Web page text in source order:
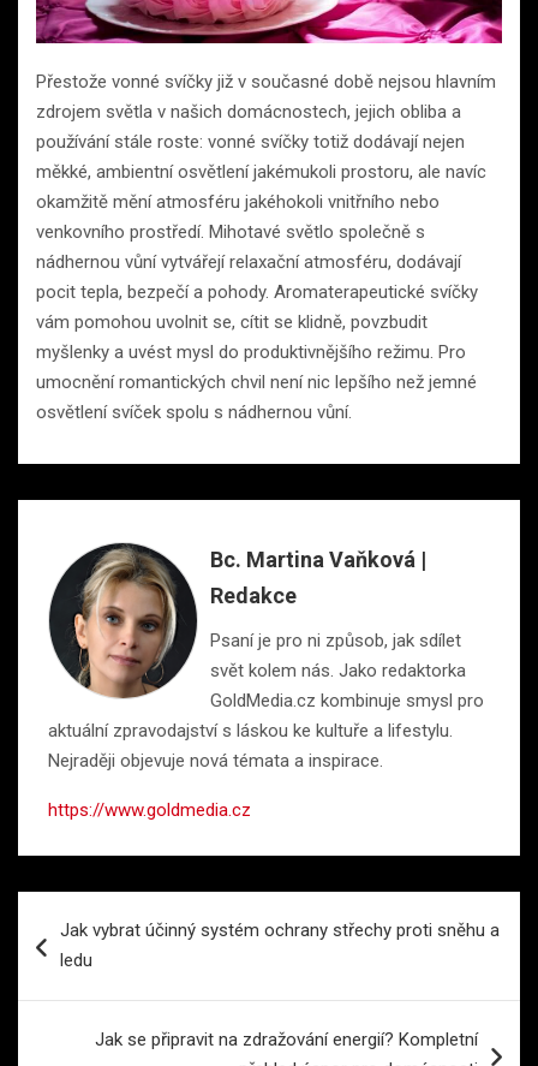
Přestože vonné svíčky již v současné době nejsou hlavním
zdrojem světla v našich domácnostech, jejich obliba a
používání stále roste: vonné svíčky totiž dodávají nejen
měkké, ambientní osvětlení jakémukoli prostoru, ale navíc
okamžitě mění atmosféru jakéhokoli vnitřního nebo
venkovního prostředí. Mihotavé světlo společně s
nádhernou vůní vytvářejí relaxační atmosféru, dodávají
pocit tepla, bezpečí a pohody. Aromaterapeutické svíčky
vám pomohou uvolnit se, cítit se klidně, povzbudit
myšlenky a uvést mysl do produktivnějšího režimu. Pro
umocnění romantických chvil není nic lepšího než jemné
osvětlení svíček spolu s nádhernou vůní.
Bc. Martina Vaňková |
Redakce
Psaní je pro ni způsob, jak sdílet
svět kolem nás. Jako redaktorka
GoldMedia.cz kombinuje smysl pro
aktuální zpravodajství s láskou ke kultuře a lifestylu.
Nejraději objevuje nová témata a inspirace.
https://www.goldmedia.cz
proJak vybrat účinný systém ochrany střechy proti sněhu a
ledu
Jak se připravit na zdražování energií? Kompletní